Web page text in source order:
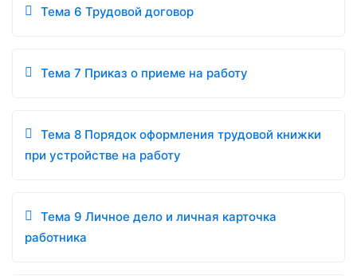
Тема 6 Трудовой договор
Тема 7 Приказ о приеме на работу
Тема 8 Порядок оформления трудовой книжки
при устройстве на работу
Тема 9 Личное дело и личная карточка
работника